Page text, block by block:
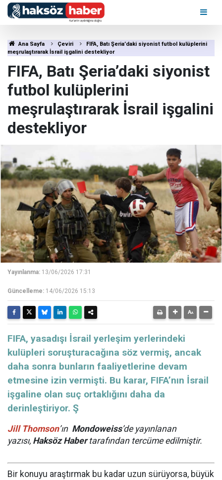
Ana Sayfa Çeviri
FIFA, Batı Şeria’daki siyonist futbol kulüplerini
meşrulaştırarak İsrail işgalini destekliyor
FIFA, Batı Şeria’daki siyonist
futbol kulüplerini
meşrulaştırarak İsrail işgalini
destekliyor
Yayınlanma: 13/06/2026 17:31
Güncelleme: 14/06/2026 15:13
FIFA, yasadışı İsrail yerleşim yerlerindeki
kulüpleri soruşturacağına söz vermiş, ancak
daha sonra bunların faaliyetlerine devam
etmesine izin vermişti. Bu karar, FIFA’nın İsrail
işgaline olan suç ortaklığını daha da
derinleştiriyor. Ş
Jill Thomson’ın Mondoweiss’de yayınlanan
yazısı, Haksöz Habertarafından tercüme edilmiştir.
Bir konuyu araştırmak bu kadar uzun sürüyorsa, büyük